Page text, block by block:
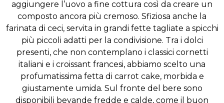
aggiungere l’uovo a fine cottura così da creare un
composto ancora più cremoso. Sfiziosa anche la
farinata di ceci, servita in grandi fette tagliate a spicchi
più piccoli adatti per la condivisione. Tra i dolci
presenti, che non contemplano i classici cornetti
italiani e i croissant francesi, abbiamo scelto una
profumatissima fetta di carrot cake, morbida e
giustamente umida. Sul fronte del bere sono
disponibili bevande fredde e calde, come il buon